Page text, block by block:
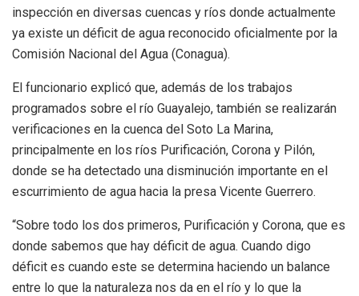
inspección en diversas cuencas y ríos donde actualmente
ya existe un déficit de agua reconocido oficialmente por la
Comisión Nacional del Agua (Conagua).
El funcionario explicó que, además de los trabajos
programados sobre el río Guayalejo, también se realizarán
verificaciones en la cuenca del Soto La Marina,
principalmente en los ríos Purificación, Corona y Pilón,
donde se ha detectado una disminución importante en el
escurrimiento de agua hacia la presa Vicente Guerrero.
“Sobre todo los dos primeros, Purificación y Corona, que es
donde sabemos que hay déficit de agua. Cuando digo
déficit es cuando este se determina haciendo un balance
entre lo que la naturaleza nos da en el río y lo que la